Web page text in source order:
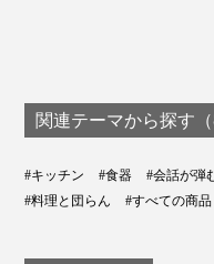
関連テーマから探す（
#キッチン #食器 #会話が弾
#料理と団らん
#すべての商品